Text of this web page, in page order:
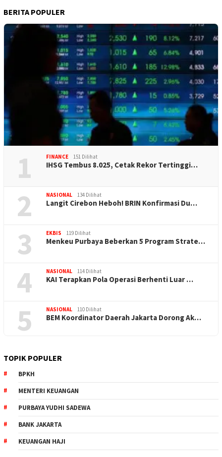
BERITA POPULER
1 FINANCE 151 Dilihat
IHSG Tembus 8.025, Cetak Rekor Tertinggi…
2 NASIONAL 134 Dilihat
Langit Cirebon Heboh! BRIN Konfirmasi Du…
3 EKBIS 119 Dilihat
Menkeu Purbaya Beberkan 5 Program Strate…
4 NASIONAL 114 Dilihat
KAI Terapkan Pola Operasi Berhenti Luar …
5 NASIONAL 110 Dilihat
BEM Koordinator Daerah Jakarta Dorong Ak…
TOPIK POPULER
BPKH
MENTERI KEUANGAN
PURBAYA YUDHI SADEWA
BANK JAKARTA
KEUANGAN HAJI